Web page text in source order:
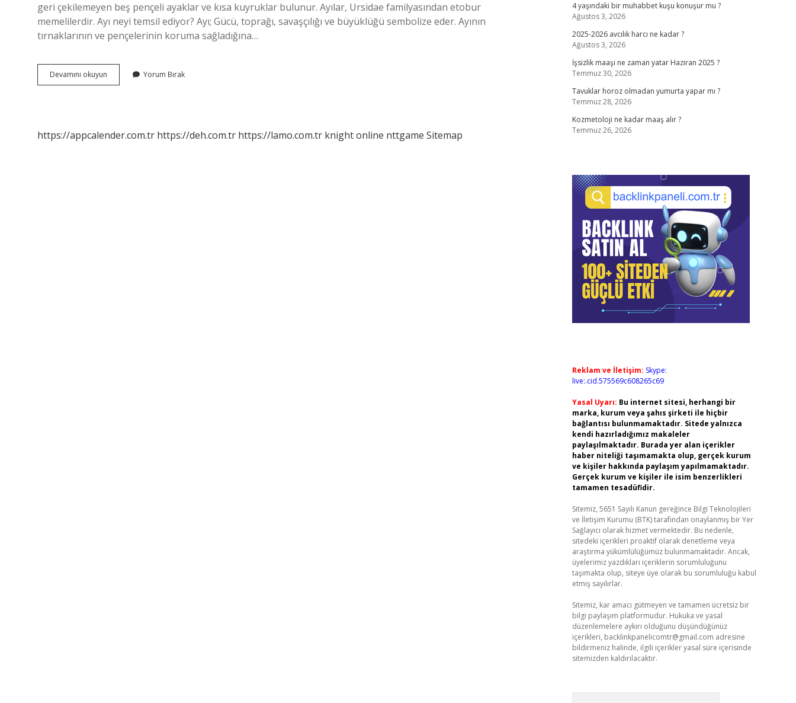
geri çekilemeyen beş pençeli ayaklar ve kısa kuyruklar bulunur. Ayılar, Ursidae familyasından etobur
memelilerdir. Ayı neyi temsil ediyor? Ayı; Gücü, toprağı, savaşçılığı ve büyüklüğü sembolize eder. Ayının
tırnaklarının ve pençelerinin koruma sağladığına…
Devamını okuyun
Özellikleri
Yorum Bırak
https://appcalender.com.tr https://deh.com.tr https://lamo.com.tr knight online nttgame Sitemap
4 yaşındaki bir muhabbet kuşu konuşur mu ?
Ağustos 3, 2026
2025-2026 avcılık harcı ne kadar ?
Ağustos 3, 2026
İşsizlik maaşı ne zaman yatar Haziran 2025 ?
Temmuz 30, 2026
Tavuklar horoz olmadan yumurta yapar mı ?
Temmuz 28, 2026
Kozmetoloji ne kadar maaş alır ?
Temmuz 26, 2026
Reklam ve İletişim: Skype:
live:.cid.575569c608265c69
Yasal Uyarı: Bu internet sitesi, herhangi bir
marka, kurum veya şahıs şirketi ile hiçbir
bağlantısı bulunmamaktadır. Sitede yalnızca
kendi hazırladığımız makaleler
paylaşılmaktadır. Burada yer alan içerikler
haber niteliği taşımamakta olup, gerçek kurum
ve kişiler hakkında paylaşım yapılmamaktadır.
Gerçek kurum ve kişiler ile isim benzerlikleri
tamamen tesadüfidir.
Sitemiz, 5651 Sayılı Kanun gereğince Bilgi Teknolojileri
ve İletişim Kurumu (BTK) tarafından onaylanmış bir Yer
Sağlayıcı olarak hizmet vermektedir. Bu nedenle,
sitedeki içerikleri proaktif olarak denetleme veya
araştırma yükümlülüğümüz bulunmamaktadır. Ancak,
üyelerimiz yazdıkları içeriklerin sorumluluğunu
taşımakta olup, siteye üye olarak bu sorumluluğu kabul
etmiş sayılırlar.
Sitemiz, kar amacı gütmeyen ve tamamen ücretsiz bir
bilgi paylaşım platformudur. Hukuka ve yasal
düzenlemelere aykırı olduğunu düşündüğünüz
içerikleri, backlinkpanelicomtr@gmail.com adresine
bildirmeniz halinde, ilgili içerikler yasal süre içerisinde
sitemizden kaldırılacaktır.